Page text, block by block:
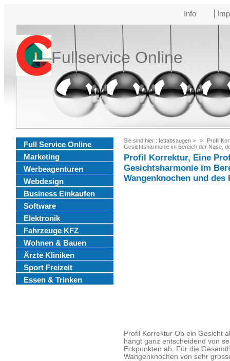
Info
Fullservice Online
Full Service Online
Marketing
Werbeagenturen
Webdesign
Business Einkaufen
Software
Elektronik
Fahrzeuge KFZ
Wohnen & Bauen
Ärzte Kliniken
Sport Freizeit
Essen & Trinken
Sie sind hier : fettabsaugen >
Profil
Gesichtsharmonie im Bereich der Nase,
Profil Korrektur, Eine
Gesichtsharmonie im
Wangenknochen und des
Profil Korrektur Ob ein Gesicht
hängt ganz entscheidend von
Eckpunkten ab. Für die
Wangenknochen von sehr